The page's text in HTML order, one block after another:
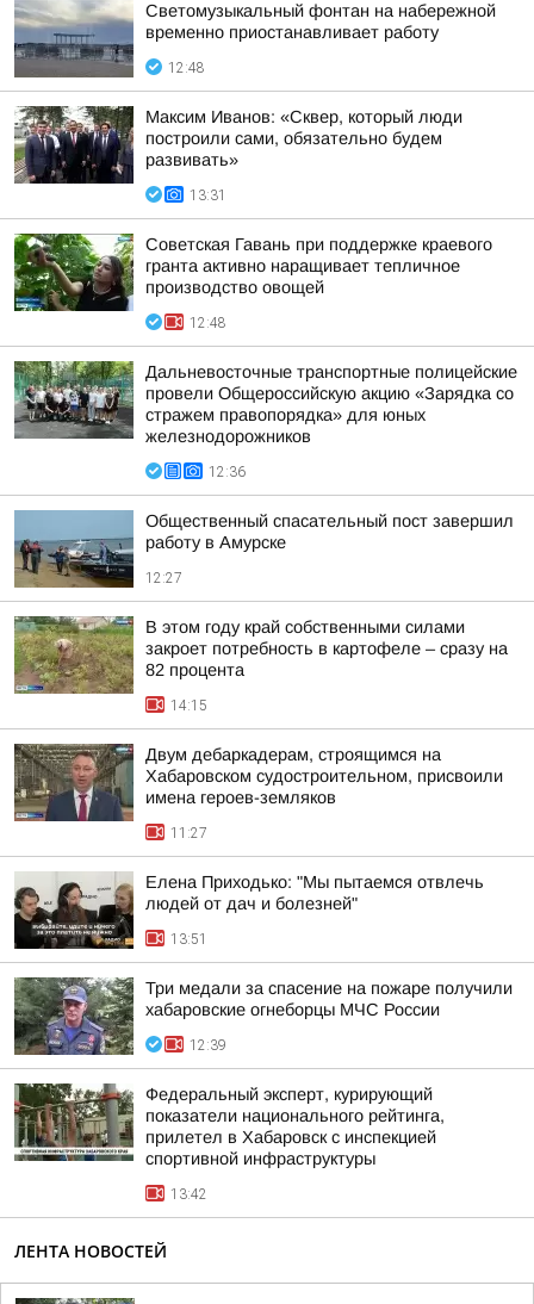
Светомузыкальный фонтан на набережной
временно приостанавливает работу
12:48
Максим Иванов: «Сквер, который люди
построили сами, обязательно будем
развивать»
13:31
Советская Гавань при поддержке краевого
гранта активно наращивает тепличное
производство овощей
12:48
Дальневосточные транспортные полицейские
провели Общероссийскую акцию «Зарядка со
стражем правопорядка» для юных
железнодорожников
12:36
Общественный спасательный пост завершил
работу в Амурске
12:27
В этом году край собственными силами
закроет потребность в картофеле – сразу на
82 процента
14:15
Двум дебаркадерам, строящимся на
Хабаровском судостроительном, присвоили
имена героев-земляков
11:27
Елена Приходько: "Мы пытаемся отвлечь
людей от дач и болезней"
13:51
Три медали за спасение на пожаре получили
хабаровские огнеборцы МЧС России
12:39
Федеральный эксперт, курирующий
показатели национального рейтинга,
прилетел в Хабаровск с инспекцией
спортивной инфраструктуры
13:42
ЛЕНТА НОВОСТЕЙ